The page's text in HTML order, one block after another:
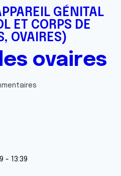
GÉNITAL
ET CORPS DE
OVAIRES)
ovaires
- 13:39